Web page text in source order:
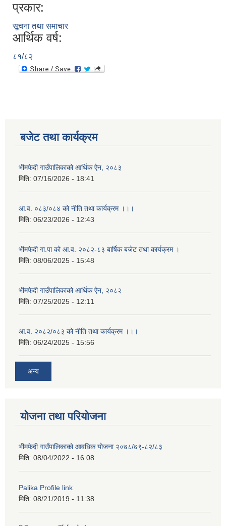
प्रकार:
सूचना तथा समाचार
आर्थिक वर्ष:
८१/८२
बजेट तथा कार्यक्रम
भीमफेदी गाउँपालिकाको आर्थिक ऐन, २०८३
मिति: 07/16/2026 - 18:41
आ.व. ०८३/०८४ को नीति तथा कार्यक्रम ।।।
मिति: 06/23/2026 - 12:43
भीमफेदी गा.पा को आ.व. २०८२-८३ बार्षिक बजेट तथा कार्यक्रम ।
मिति: 08/06/2025 - 15:48
भीमफेदी गाउँपालिकाको आर्थिक ऐन, २०८२
मिति: 07/25/2025 - 12:11
आ.व. २०८२/०८३ को नीति तथा कार्यक्रम ।।।
मिति: 06/24/2025 - 15:56
अन्य
योजना तथा परियोजना
भीमफेदी गाउँपालिकाको आवधिक योजना २०७८/७९-८२/८३
मिति: 08/04/2022 - 16:08
Palika Profile link
मिति: 08/21/2019 - 11:38